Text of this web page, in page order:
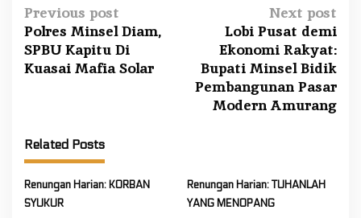
P
o
s
t
v
i
g
Previous post
Polres Minsel Diam,
SPBU Kapitu Di
Kuasai Mafia Solar
Next post
Lobi Pusat demi
Ekonomi Rakyat:
Bupati Minsel Bidik
Pembangunan Pasar
Modern Amurang
Related Posts
Renungan Harian: KORBAN
SYUKUR
Renungan Harian: TUHANLAH
YANG MENOPANG